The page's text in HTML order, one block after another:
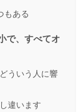
もある
で、すべてオ
ういう人に響
違います